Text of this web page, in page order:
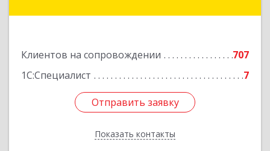
Клиентов на сопровождении
707
1С:Специалист
7
Отправить заявку
Показать контакты
Отправить заявку
Назад